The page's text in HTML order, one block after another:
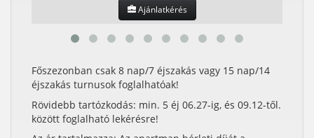
Ajánlatkérés
Főszezonban csak 8 nap/7 éjszakás vagy 15 nap/14
éjszakás turnusok foglalhatóak!
Rövidebb tartózkodás: min. 5 éj 06.27-ig, és 09.12-től.
között foglalható lekérésre!